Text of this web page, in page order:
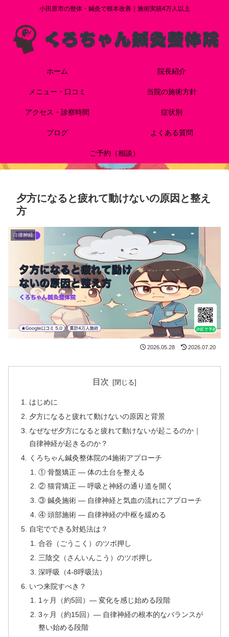
小田原市の整体・鍼灸で根本改善｜施術実績4万人以上
ホーム 院長紹介
メニュー・口コミ 当院の施術方針
アクセス・診察時間 症状別
ブログ よくある質問
ご予約（相談）
夕方になると疲れて動けないの原因と整え
方
自律神経
2026.05.28 2026.07.20
目次
はじめに
夕方になると疲れて動けないの原因と背景
なぜなぜ夕方になると疲れて動けないが起こるのか｜
自律神経が起きるのか？
くろちゃん鍼灸整体院の4施術アプローチ
① 骨盤矯正 — 体の土台を整える
② 猫背矯正 — 呼吸と神経の通り道を開く
③ 鍼灸施術 — 自律神経と気血の流れにアプローチ
④ 頭部施術 — 自律神経の中枢を緩める
自宅でできる対処法は？
合谷（ごうこく）のツボ押し
三陰交（さんいんこう）のツボ押し
深呼吸（4-8呼吸法）
いつ来院すべき？
1ヶ月（約5回）— 変化を感じ始める段階
3ヶ月（約15回）— 自律神経の根本的なバランスが
整い始める段階